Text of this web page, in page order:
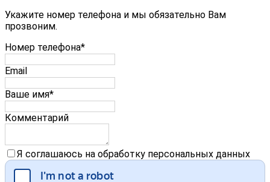
Укажите номер телефона и мы обязательно Вам
прозвоним.
Номер телефона*
Email
Ваше имя*
Комментарий
Я соглашаюсь на обработку персональных данных